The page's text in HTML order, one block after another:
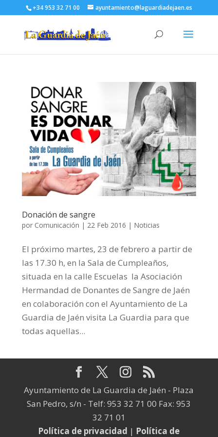
+34 953 32 71 00 ayuntamiento@laguardiadejaen.es
Donación de sangre
por Comunicación | 22 Feb 2016 | Noticias
El próximo martes, 23 de febrero a partir de
las 17.30 h, en la Sala de Cumpleaños,
situada en la calle Escuelas la Asociación
Hermandad de Donantes de Sangre de Jaén
en colaboración con el Ayuntamiento de La
Guardia de Jaén visita La Guardia para que
todas aquellas...
Ayuntamiento de La Guardia de Jaén - Plaza
San Pedro, s/n - Telf: 953 32 71 00 Fax: 953
32 71 01
Política de privacidad | Política de